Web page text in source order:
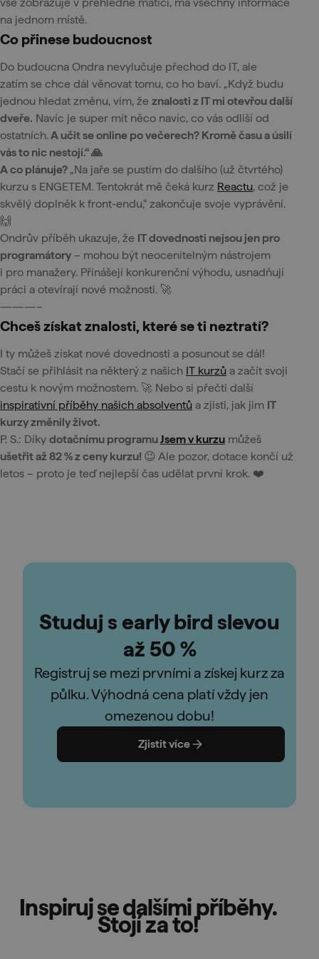
na jednom místě.
Co přinese budoucnost
Do budoucna Ondra nevylučuje přechod do IT, ale
zatím se chce dál věnovat tomu, co ho baví. „Když budu
jednou hledat změnu, vím, že znalosti z IT mi otevřou další
dveře. Navíc je super mít něco navíc, co vás odliší od
ostatních.A učit se online po večerech? Kromě času a úsilí
vás to nic nestojí.“ 🙏
A co plánuje? „Na jaře se pustím do dalšího (už čtvrtého)
kurzu s ENGETEM. Tentokrát mě čeká kurz Reactu, což je
skvělý doplněk k front-endu,“ zakončuje svoje vyprávění.
🙌
Ondrův příběh ukazuje, že IT dovednosti nejsou jen pro
programátory – mohou být neocenitelným nástrojem
i pro manažery. Přinášejí konkurenční výhodu, usnadňují
práci a otevírají nové možnosti. 🚀
———–
Chceš získat znalosti, které se ti neztratí?
I ty můžeš získat nové dovednosti a posunout se dál!
Stačí se přihlásit na některý z našich IT kurzů a začít svoji
cestu k novým možnostem. 🚀 Nebo si přečti další
inspirativní příběhy našich absolventů a zjisti, jak jim IT
kurzy změnily život.
P. S.: Díky dotačnímu programuJsem v kurzu můžeš
ušetřit až 82 % z ceny kurzu! 😉 Ale pozor, dotace končí už
letos – proto je teď nejlepší čas udělat první krok. ❤️
Studuj s early bird slevou
až 50 %
Registruj se mezi prvními a získej kurz za
půlku. Výhodná cena platí vždy jen
omezenou dobu!
Zjistit více
Inspiruj se dalšími příběhy.
Stojí za to!